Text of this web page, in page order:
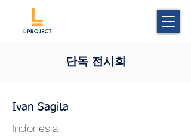
단독 전시회
Ivan Sagita
Indonesia